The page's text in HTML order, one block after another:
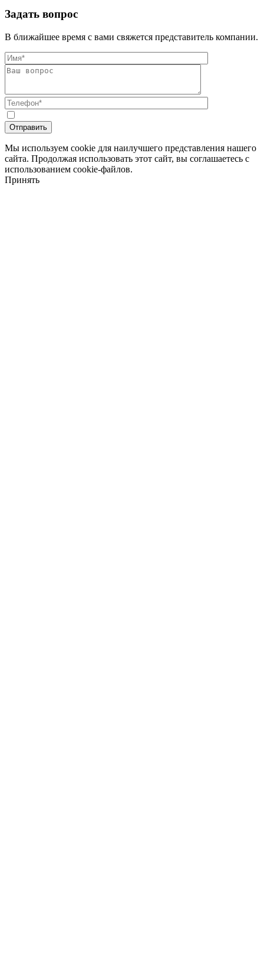
Задать вопрос
В ближайшее время с вами свяжется представитель компании.
Мы используем cookie для наилучшего представления нашего
сайта. Продолжая использовать этот сайт, вы соглашаетесь с
использованием cookie-файлов.
Принять